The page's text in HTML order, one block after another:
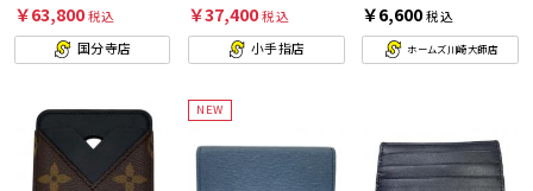
￥63,800税込
国分寺店
￥37,400税込
小手指店
￥6,600税込
ホームズ川崎大師店
NEW